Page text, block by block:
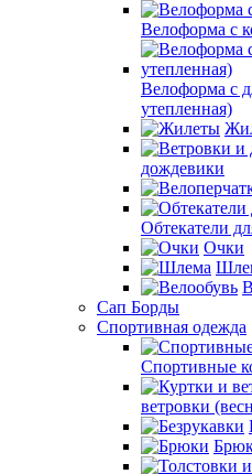
Велоформа с
Велоформа с
утепленная)
дождевики
Обтекатели
Очки
Сап Борды
Спортивная одежда
Спортивные
ветровки